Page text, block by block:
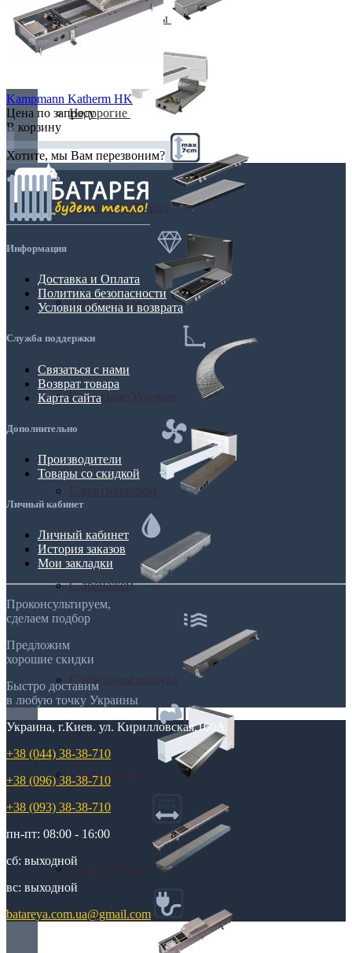
Климаконвекторы
Недорогие
Низкие (до 70 мм)
Премиум класс
Радиусные/Угловые
С дренажем
Самые мощные
Узкие (200 мм)
Kampmann Katherm HK
Цена по запросу
В корзину
Хотите, мы Вам перезвоним?
Информация
Доставка и Оплата
Политика безопасности
Условия обмена и возврата
Служба поддержки
Связаться с нами
Возврат товара
Карта сайта
Дополнительно
Производители
Товары со скидкой
Личный кабинет
Личный кабинет
История заказов
Мои закладки
Проконсультируем,
сделаем подбор
Предложим
хорошие скидки
Быстро доставим
в любую точку Украины
Украина, г.Киев. ул. Кирилловская,160А
+38 (044) 38-38-710
+38 (096) 38-38-710
+38 (093) 38-38-710
пн-пт: 08:00 - 16:00
сб: выходной
вс: выходной
batareya.com.ua@gmail.com